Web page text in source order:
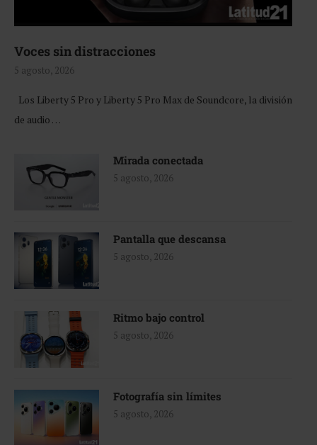
Voces sin distracciones
5 agosto, 2026
Los Liberty 5 Pro y Liberty 5 Pro Max de Soundcore, la división
de audio …
Mirada conectada
5 agosto, 2026
Pantalla que descansa
5 agosto, 2026
Ritmo bajo control
5 agosto, 2026
Fotografía sin límites
5 agosto, 2026